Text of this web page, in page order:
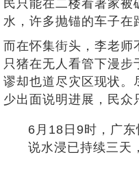
民只能在二楼看著家
水，许多抛锚的车子在
而在怀集街头，李老师
只猪在无人看管下漫
谬却也道尽灾区现状。
少出面说明进展，民众
6月18日9时，广
说水浸已持续三天